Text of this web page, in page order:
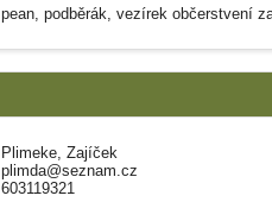
pean, podběrák, vezírek občerstvení
Plimeke, Zajíček
plimda@seznam.cz
603119321